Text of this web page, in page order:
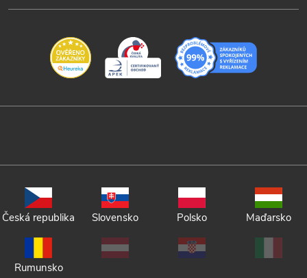
Česká republika Slovensko Polsko Maďarsko
Rumunsko